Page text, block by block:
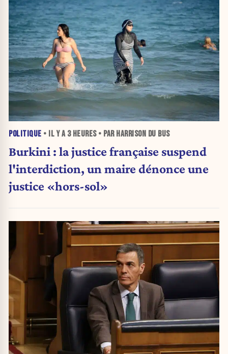
POLITIQUE • IL Y A 3 HEURES• PAR HARRISON DU BUS
Burkini : la justice française suspend
l'interdiction, un maire dénonce une
justice «hors-sol»